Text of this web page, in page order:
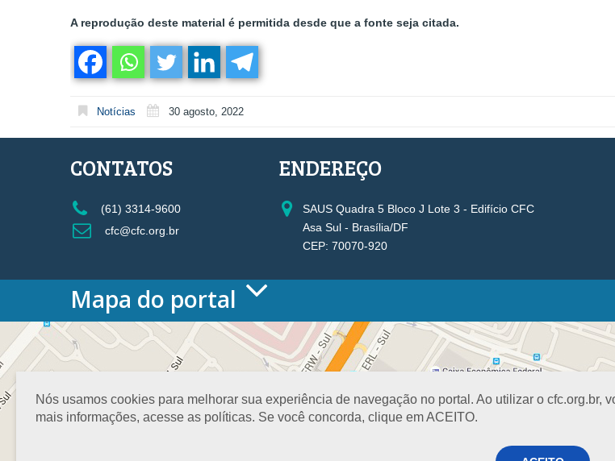
A reprodução deste material é permitida desde que a fonte seja citada.
Notícias 30 agosto, 2022
Nós usamos cookies para melhorar sua experiência de navegação no portal. Ao utilizar o cfc.org.br,
mais informações, acesse as políticas. Se você concorda, clique em ACEITO.
CONTATOS
(61) 3314-9600
cfc@cfc.org.br
ENDEREÇO
SAUS Quadra 5 Bloco J Lote 3 - Edifício CFC
Asa Sul - Brasília/DF
CEP: 70070-920
Mapa do portal
HOME
O CONSELHO
Conselho Diretor
Planejamento
Organograma
VICE-PRESIDÊNCIAS
Administrativa
Controle Interno
Governança e Gestão Estratégica
Fiscalização, Ética e Disciplina